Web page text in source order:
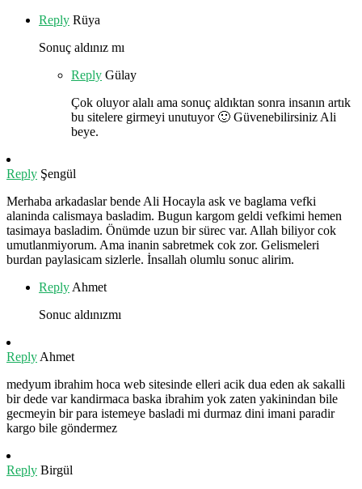
Reply Rüya
Sonuç aldınız mı
Reply Gülay
Çok oluyor alalı ama sonuç aldıktan sonra insanın artık
bu sitelere girmeyi unutuyor 🙂 Güvenebilirsiniz Ali
beye.
Reply Şengül
Merhaba arkadaslar bende Ali Hocayla ask ve baglama vefki
alaninda calismaya basladim. Bugun kargom geldi vefkimi hemen
tasimaya basladim. Önümde uzun bir sürec var. Allah biliyor cok
umutlanmiyorum. Ama inanin sabretmek cok zor. Gelismeleri
burdan paylasicam sizlerle. İnsallah olumlu sonuc alirim.
Reply Ahmet
Sonuc aldınızmı
Reply Ahmet
medyum ibrahim hoca web sitesinde elleri acik dua eden ak sakalli
bir dede var kandirmaca baska ibrahim yok zaten yakinindan bile
gecmeyin bir para istemeye basladi mi durmaz dini imani paradir
kargo bile göndermez
Reply Birgül